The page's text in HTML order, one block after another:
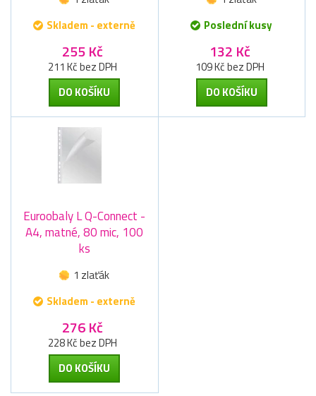
Skladem - externě
255 Kč
211 Kč bez DPH
DO KOŠÍKU
Poslední kusy
132 Kč
109 Kč bez DPH
DO KOŠÍKU
Euroobaly L Q-Connect -
A4, matné, 80 mic, 100
ks
1 zlaťák
Skladem - externě
276 Kč
228 Kč bez DPH
DO KOŠÍKU